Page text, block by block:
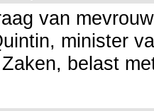
van
minister
belast